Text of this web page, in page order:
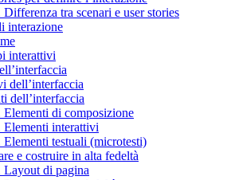
Differenza tra scenari e user stories
interazione
interattivi
dell’interfaccia
dell’interfaccia
Elementi di composizione
Elementi interattivi
Elementi testuali (microtesti)
e costruire in alta fedeltà
Layout di pagina